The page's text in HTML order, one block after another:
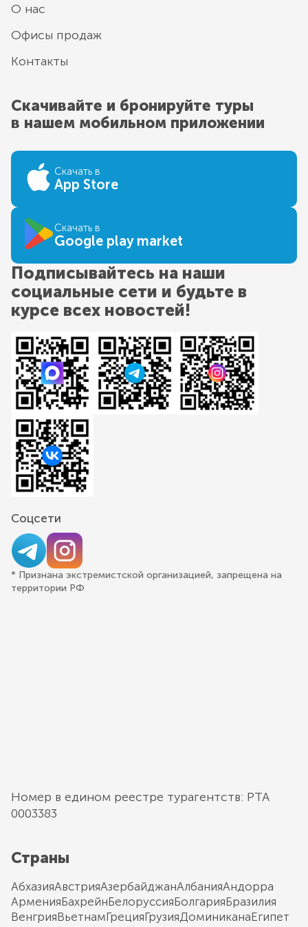
О нас
Офисы продаж
Контакты
Скачивайте и бронируйте туры
в нашем мобильном приложении
Скачать в
App Store
Скачать в
Google play market
Подписывайтесь на наши
социальные сети и будьте в
курсе всех новостей!
Соцсети
* Признана экстремистской организацией, запрещена на
территории РФ
Номер в едином реестре турагентств: РТА
0003383
Страны
АбхазияАвстрияАзербайджанАлбанияАндорра
АрменияБахрейнБелоруссияБолгарияБразилия
ВенгрияВьетнамГрецияГрузияДоминиканаЕгипет